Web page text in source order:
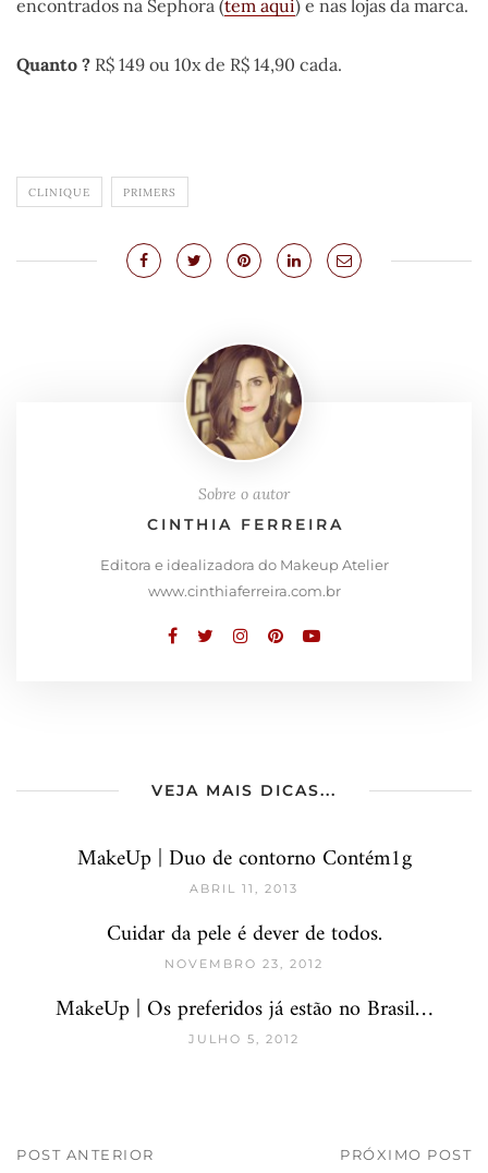
encontrados na Sephora (tem aqui) e nas lojas da marca.
Quanto ? R$ 149 ou 10x de R$ 14,90 cada.
CLINIQUE PRIMERS
Sobre o autor
CINTHIA FERREIRA
Editora e idealizadora do Makeup Atelier
www.cinthiaferreira.com.br
VEJA MAIS DICAS...
MakeUp | Duo de contorno Contém1g
ABRIL 11, 2013
Cuidar da pele é dever de todos.
NOVEMBRO 23, 2012
MakeUp | Os preferidos já estão no Brasil…
JULHO 5, 2012
POST ANTERIOR PRÓXIMO POST